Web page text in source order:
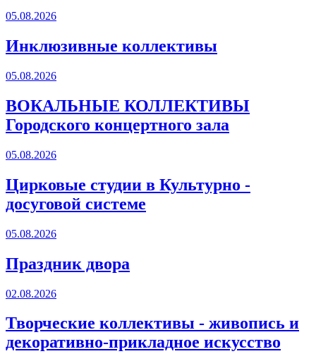
05.08.2026
Инклюзивные коллективы
05.08.2026
ВОКАЛЬНЫЕ КОЛЛЕКТИВЫ
Городского концертного зала
05.08.2026
Цирковые студии в Культурно -
досуговой системе
05.08.2026
Праздник двора
02.08.2026
Творческие коллективы - живопись и
декоративно-прикладное искусство